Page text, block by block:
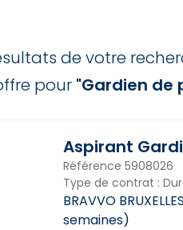
de votre
pour "Gardien de
Aspirant
Référence 5908026
Type de contrat :
BRAVVO
semaines)